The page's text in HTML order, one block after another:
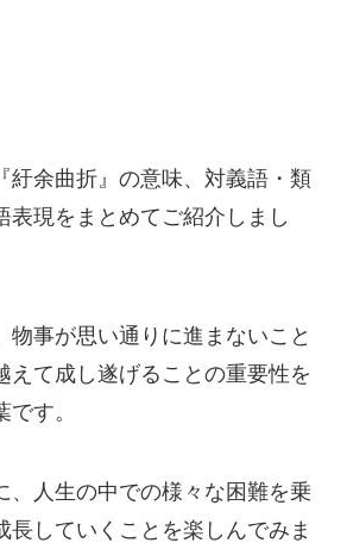
紆余曲折』の意味、対義語・類
表現をまとめてご紹介しまし
物事が思い通りに進まないこと
えて成し遂げることの重要性を
す。
、人生の中での様々な困難を乗
長していくことを楽しんでみま